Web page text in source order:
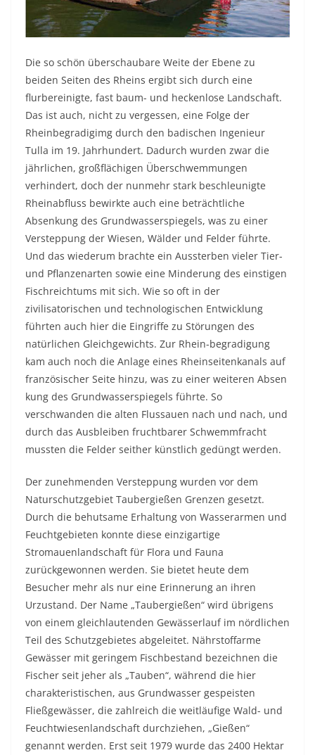
Die so schön überschaubare Weite der Ebene zu
beiden Seiten des Rheins ergibt sich durch eine
flurbereinigte, fast baum- und heckenlose Landschaft.
Das ist auch, nicht zu vergessen, eine Folge der
Rheinbegradigimg durch den badischen Ingenieur
Tulla im 19. Jahrhundert. Dadurch wurden zwar die
jährlichen, großflächigen Überschwemmungen
verhindert, doch der nunmehr stark beschleunigte
Rheinabfluss bewirkte auch eine beträchtliche
Absenkung des Grundwasserspiegels, was zu einer
Versteppung der Wiesen, Wälder und Felder führte.
Und das wiederum brachte ein Aussterben vieler Tier-
und Pflanzenarten sowie eine Minderung des einstigen
Fischreichtums mit sich. Wie so oft in der
zivilisatorischen und technologischen Entwicklung
führten auch hier die Eingriffe zu Störungen des
natürlichen Gleichgewichts. Zur Rhein-begradigung
kam auch noch die Anlage eines Rheinseitenkanals auf
französischer Seite hinzu, was zu einer weiteren Absen
kung des Grundwasserspiegels führte. So
verschwanden die alten Flussauen nach und nach, und
durch das Ausbleiben fruchtbarer Schwemmfracht
mussten die Felder seither künstlich gedüngt werden.
Der zunehmenden Versteppung wurden vor dem
Naturschutzgebiet Taubergießen Grenzen gesetzt.
Durch die behutsame Erhaltung von Wasserarmen und
Feuchtgebieten konnte diese einzigartige
Stromauenlandschaft für Flora und Fauna
zurückgewonnen werden. Sie bietet heute dem
Besucher mehr als nur eine Erinnerung an ihren
Urzustand. Der Name „Taubergießen“ wird übrigens
von einem gleichlautenden Gewässerlauf im nördlichen
Teil des Schutzgebietes abgeleitet. Nährstoffarme
Gewässer mit geringem Fischbestand bezeichnen die
Fischer seit jeher als „Tauben“, während die hier
charakteristischen, aus Grundwasser gespeisten
Fließgewässer, die zahlreich die weitläufige Wald- und
Feuchtwiesenlandschaft durchziehen, „Gießen“
genannt werden. Erst seit 1979 wurde das 2400 Hektar